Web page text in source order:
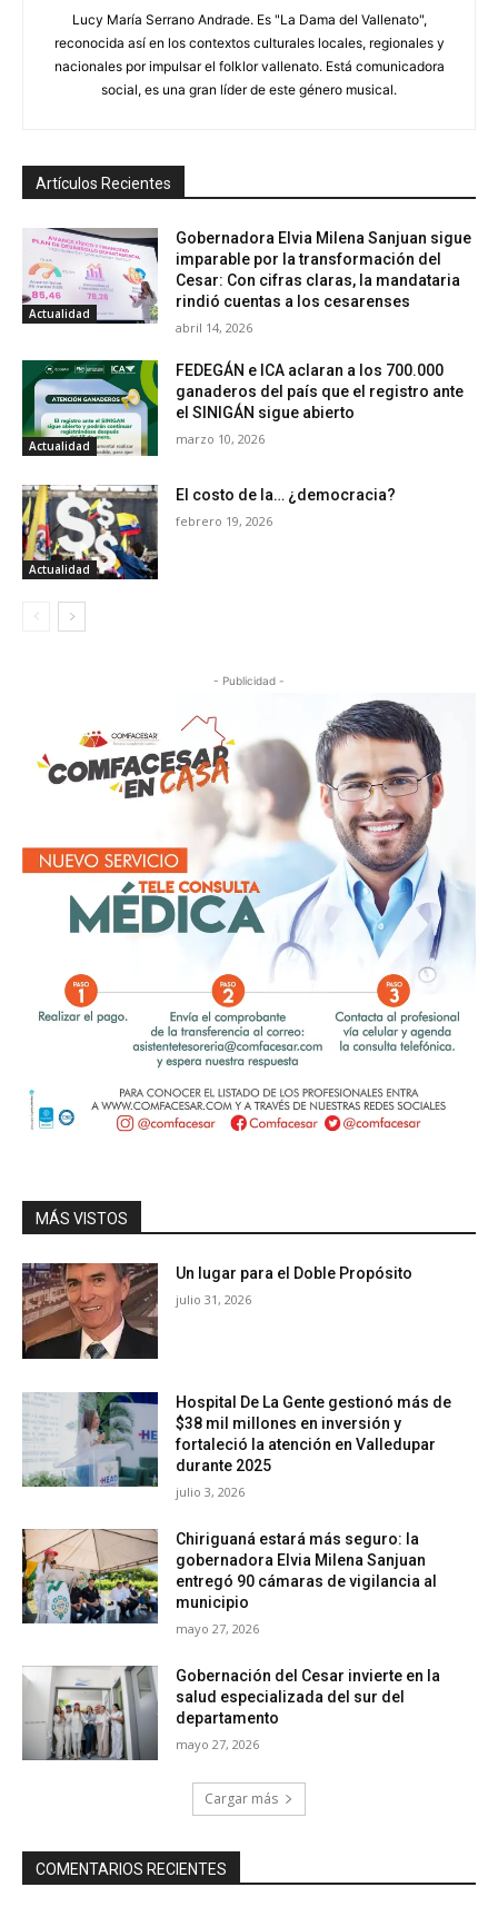
Lucy María Serrano Andrade. Es "La Dama del Vallenato",
reconocida así en los contextos culturales locales, regionales y
nacionales por impulsar el folklor vallenato. Está comunicadora
social, es una gran líder de este género musical.
Artículos Recientes
Actualidad
Gobernadora Elvia Milena Sanjuan sigue
imparable por la transformación del
Cesar: Con cifras claras, la mandataria
rindió cuentas a los cesarenses
abril 14, 2026
Actualidad
FEDEGÁN e ICA aclaran a los 700.000
ganaderos del país que el registro ante
el SINIGÁN sigue abierto
marzo 10, 2026
Actualidad
El costo de la… ¿democracia?
febrero 19, 2026
- Publicidad -
MÁS VISTOS
Un lugar para el Doble Propósito
julio 31, 2026
Hospital De La Gente gestionó más de
$38 mil millones en inversión y
fortaleció la atención en Valledupar
durante 2025
julio 3, 2026
Chiriguaná estará más seguro: la
gobernadora Elvia Milena Sanjuan
entregó 90 cámaras de vigilancia al
municipio
mayo 27, 2026
Gobernación del Cesar invierte en la
salud especializada del sur del
departamento
mayo 27, 2026
Cargar más
COMENTARIOS RECIENTES